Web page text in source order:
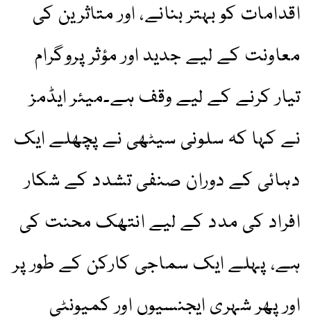
اقدامات کو بہتر بنانے، اور متاثرین کی
معاونت کے لیے جدید اور مؤثر پروگرام
تیار کرنے کے لیے وقف ہے۔میئر ایڈمز
نے کہا کہ سلونی سیٹھی نے پچھلے ایک
دہائی کے دوران صنفی تشدد کے شکار
افراد کی مدد کے لیے انتھک محنت کی
ہے، پہلے ایک سماجی کارکن کے طور پر
اور پھر شہری ایجنسیوں اور کمیونٹی